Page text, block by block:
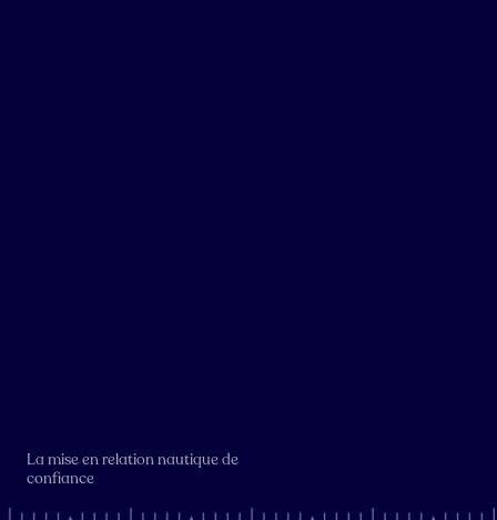
La mise en relation nautique de
confiance